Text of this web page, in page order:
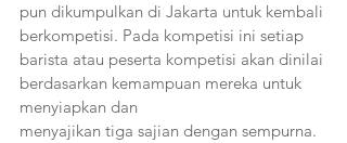
pun dikumpulkan di Jakarta untuk kembali
berkompetisi. Pada kompetisi ini setiap
barista atau peserta kompetisi akan dinilai
berdasarkan kemampuan mereka untuk
menyiapkan dan
menyajikan tiga sajian dengan sempurna.